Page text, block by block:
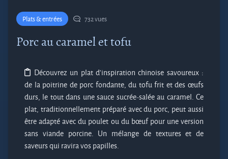
Plats & entrées 732 vues
Porc au caramel et tofu
Découvrez un plat d’inspiration chinoise savoureux :
de la poitrine de porc fondante, du tofu frit et des œufs
durs, le tout dans une sauce sucrée-salée au caramel. Ce
plat, traditionnellement préparé avec du porc, peut aussi
être adapté avec du poulet ou du bœuf pour une version
sans viande porcine. Un mélange de textures et de
saveurs qui ravira vos papilles.